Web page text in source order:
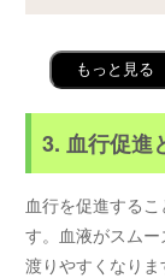
もっと見る
3. 血行促進
血行を促進する
す。血液がスム
渡りやすくなり